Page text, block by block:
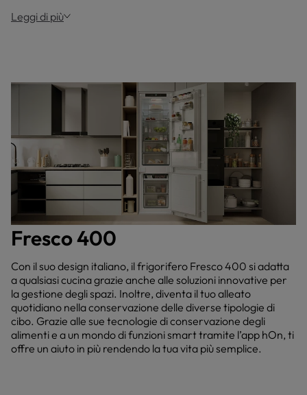
Leggi di più
Fresco 400
Con il suo design italiano, il frigorifero Fresco 400 si adatta
a qualsiasi cucina grazie anche alle soluzioni innovative per
la gestione degli spazi. Inoltre, diventa il tuo alleato
quotidiano nella conservazione delle diverse tipologie di
cibo. Grazie alle sue tecnologie di conservazione degli
alimenti e a un mondo di funzioni smart tramite l’app hOn, ti
offre un aiuto in più rendendo la tua vita più semplice.